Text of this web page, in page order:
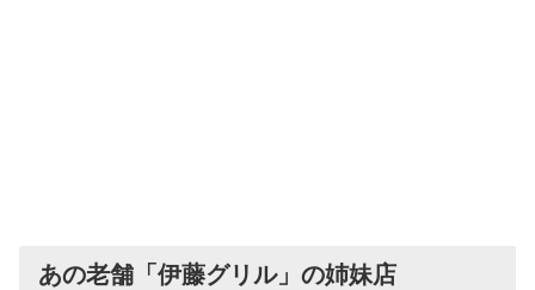
あの老舗「伊藤グリル」の姉妹店